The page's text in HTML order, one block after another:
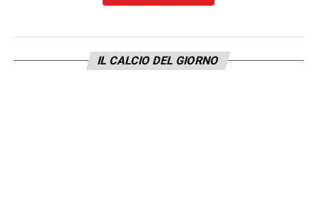
sfideranno tra l’1 e il 12 gennaio.
prima fase si terrà in una sede al coperto e le
IL CALCIO DEL GIORNO